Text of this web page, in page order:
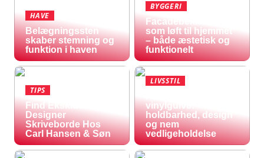
HAVE
Belægningssten
skaber stemning og
funktion i haven
BYGGERI
Facadebeklædning
som løft til hjemmet
– både æstetisk og
funktionelt
TIPS
Find Eksklusive
Designer
Skriveborde Hos
Carl Hansen & Søn
LIVSSTIL
vinylgulve:
holdbarhed, design
og nem
vedligeholdelse